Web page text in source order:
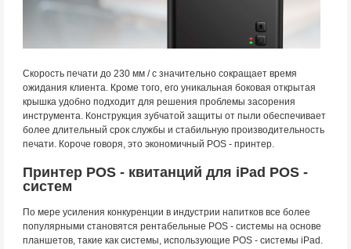
Скорость печати до 230 мм / с значительно сокращает время
ожидания клиента. Кроме того, его уникальная боковая открытая
крышка удобно подходит для решения проблемы засорения
инструмента. Конструкция зубчатой защиты от пыли обеспечивает
более длительный срок службы и стабильную производительность
печати. Короче говоря, это экономичный POS - принтер.
Принтер POS - квитанций для iPad POS -
систем
По мере усиления конкуренции в индустрии напитков все более
популярными становятся рентабельные POS - системы на основе
планшетов, такие как системы, использующие POS - системы iPad.